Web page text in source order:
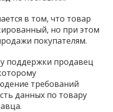
в том, что товар
но при этом
покупателям.
поддержки продавец
требований
данных по товару